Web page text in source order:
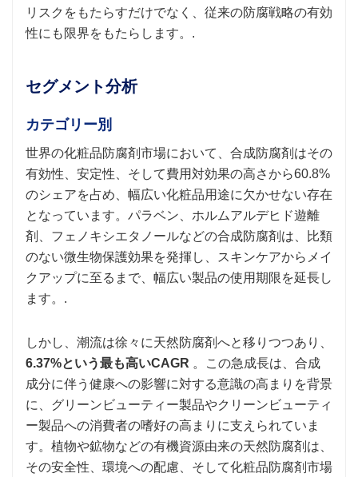
リスクをもたらすだけでなく、従来の防腐戦略の有効
性にも限界をもたらします。.
セグメント分析
カテゴリー別
世界の化粧品防腐剤市場において、合成防腐剤はその
有効性、安定性、そして費用対効果の高さから60.8%
のシェアを占め、幅広い化粧品用途に欠かせない存在
となっています。パラベン、ホルムアルデヒド遊離
剤、フェノキシエタノールなどの合成防腐剤は、比類
のない微生物保護効果を発揮し、スキンケアからメイ
クアップに至るまで、幅広い製品の使用期限を延長し
ます。.
しかし、潮流は徐々に天然防腐剤へと移りつつあり、
6.37%という最も高いCAGR 。この急成長は、合成
成分に伴う健康への影響に対する意識の高まりを背景
に、グリーンビューティー製品やクリーンビューティ
ー製品への消費者の嗜好の高まりに支えられていま
す。植物や鉱物などの有機資源由来の天然防腐剤は、
その安全性、環境への配慮、そして化粧品防腐剤市場